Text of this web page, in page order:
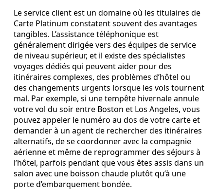
Le service client est un domaine où les titulaires de
Carte Platinum constatent souvent des avantages
tangibles. L’assistance téléphonique est
généralement dirigée vers des équipes de service
de niveau supérieur, et il existe des spécialistes
voyages dédiés qui peuvent aider pour des
itinéraires complexes, des problèmes d’hôtel ou
des changements urgents lorsque les vols tournent
mal. Par exemple, si une tempête hivernale annule
votre vol du soir entre Boston et Los Angeles, vous
pouvez appeler le numéro au dos de votre carte et
demander à un agent de rechercher des itinéraires
alternatifs, de se coordonner avec la compagnie
aérienne et même de reprogrammer des séjours à
l’hôtel, parfois pendant que vous êtes assis dans un
salon avec une boisson chaude plutôt qu’à une
porte d’embarquement bondée.